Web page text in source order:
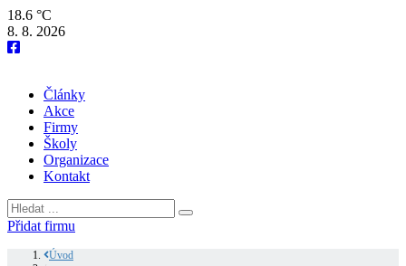
18.6 °C
8. 8. 2026
Články
Akce
Firmy
Školy
Organizace
Kontakt
Přidat firmu
Úvod